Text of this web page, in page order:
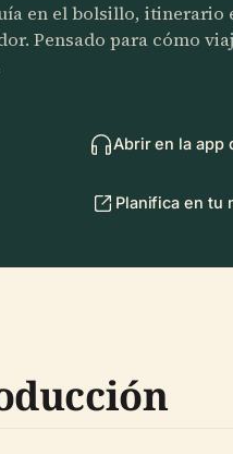
en el bolsillo, itinerario
Pensado para cómo
Abrir en la app
Planifica en tu